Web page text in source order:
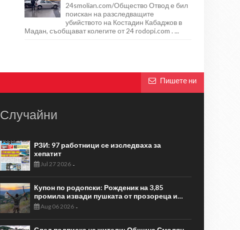
24smolian.com/Общество Отвод е бил
поискан на разследващите
убийството на Костадин Кабаджов в
Мадан, съобщават колегите от 24 rodopi.com . ...
Пишете ни
Случайни
РЗИ: 97 работници се изследваха за
хепатит
Jul 27 2026-
Купон по родопски: Рожденик на 3,85
промила извади пушката от прозореца и…
Aug 06 2026-